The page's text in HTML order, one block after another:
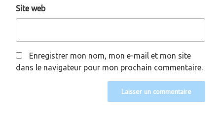
Site web
Enregistrer mon nom, mon e-mail et mon site
dans le navigateur pour mon prochain commentaire.